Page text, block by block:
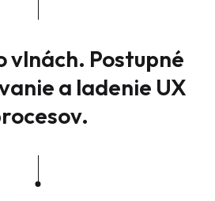
vlnách. Postupné
a ladenie UX